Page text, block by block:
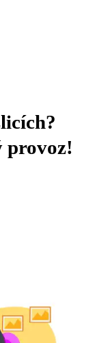
provoz!